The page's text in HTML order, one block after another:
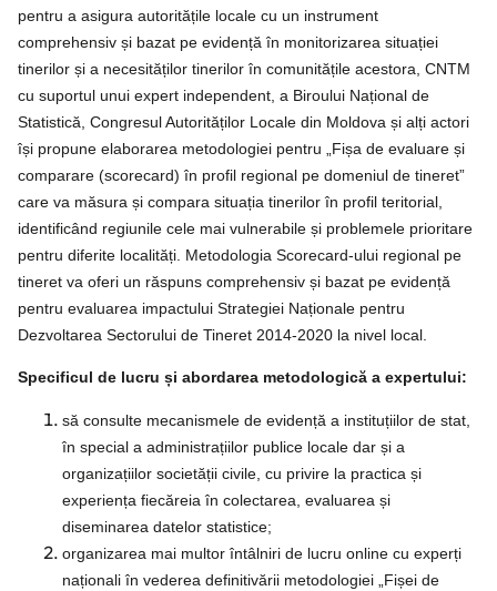
pentru a asigura autoritățile locale cu un instrument
comprehensiv și bazat pe evidență în monitorizarea situației
tinerilor și a necesităților tinerilor în comunitățile acestora, CNTM
cu suportul unui expert independent, a Biroului Național de
Statistică, Congresul Autorităților Locale din Moldova și alți actori
își propune elaborarea metodologiei pentru „Fișa de evaluare și
comparare (scorecard) în profil regional pe domeniul de tineret”
care va măsura și compara situația tinerilor în profil teritorial,
identificând regiunile cele mai vulnerabile și problemele prioritare
pentru diferite localități. Metodologia Scorecard-ului regional pe
tineret va oferi un răspuns comprehensiv și bazat pe evidență
pentru evaluarea impactului Strategiei Naționale pentru
Dezvoltarea Sectorului de Tineret 2014-2020 la nivel local.
Specificul de lucru și abordarea metodologică a expertului:
să consulte mecanismele de evidență a instituțiilor de stat,
în special a administrațiilor publice locale dar și a
organizațiilor societății civile, cu privire la practica și
experiența fiecăreia în colectarea, evaluarea și
diseminarea datelor statistice;
organizarea mai multor întâlniri de lucru online cu experți
naționali în vederea definitivării metodologiei „Fișei de